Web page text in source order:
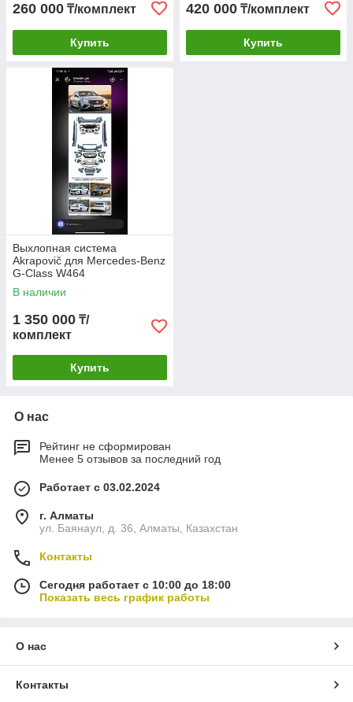
260 000 ₸/комплект
Купить
420 000 ₸/комплект
Купить
Выхлопная система
Akrapovič для Mercedes-Benz
G-Class W464
В наличии
1 350 000 ₸/
комплект
Купить
О нас
Рейтинг не сформирован
Менее 5 отзывов за последний год
Работает с 03.02.2024
г. Алматы
ул. Баянаул, д. 36, Алматы, Казахстан
Контакты
Сегодня работает с 10:00 до 18:00
Показать весь график работы
О нас
Контакты